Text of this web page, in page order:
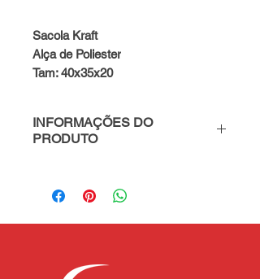
Sacola Kraft
Alça de Poliester
Tam: 40x35x20
INFORMAÇÕES DO
PRODUTO
FALE CONOSCO - WhatsApp